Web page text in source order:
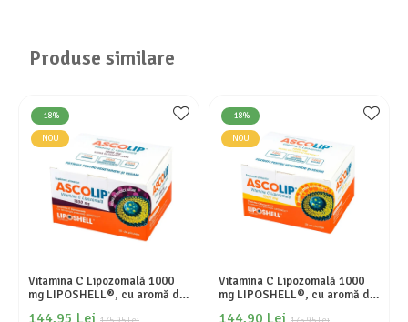
Produse similare
-18%
NOU
Vitamina C Lipozomală 1000
mg LIPOSHELL®, cu aromă de
144,95 Lei
-18%
NOU
Vitamina C Lipozomală 1000
mg LIPOSHELL®, cu aromă de
144,90 Lei